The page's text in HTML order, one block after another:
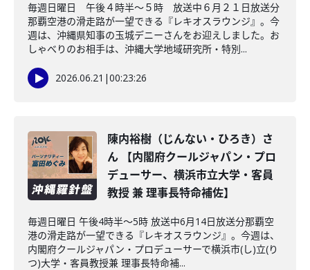
毎週日曜日 午後４時半～５時 放送中６月２１日放送分
那覇空港の滑走路が一望できる『レキオスラウンジ』。今
週は、沖縄県知事の玉城デニーさんをお迎えしました。お
しゃべりのお相手は、沖縄大学地域研究所・特別...
2026.06.21 |00:23:26
陳内裕樹（じんない・ひろき）さ
ん 【内閣府クールジャパン・プロ
デューサー、横浜市立大学・客員
教授 兼 理事長特命補佐】
毎週日曜日 午後4時半～5時 放送中6月14日放送分那覇空
港の滑走路が一望できる『レキオスラウンジ』。今週は、
内閣府クールジャパン・プロデューサーで横浜市(し)立(り
つ)大学・客員教授兼 理事長特命補...